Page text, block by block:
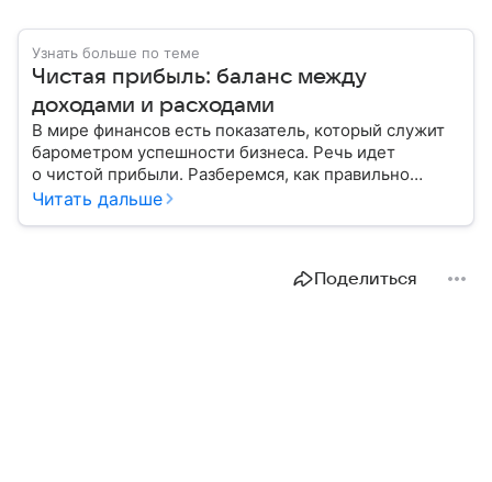
Узнать больше по теме
Чистая прибыль: баланс между
доходами и расходами
В мире финансов есть показатель, который служит
барометром успешности бизнеса. Речь идет
о чистой прибыли. Разберемся, как правильно
ее рассчитать и распределить.
Читать дальше
Поделиться